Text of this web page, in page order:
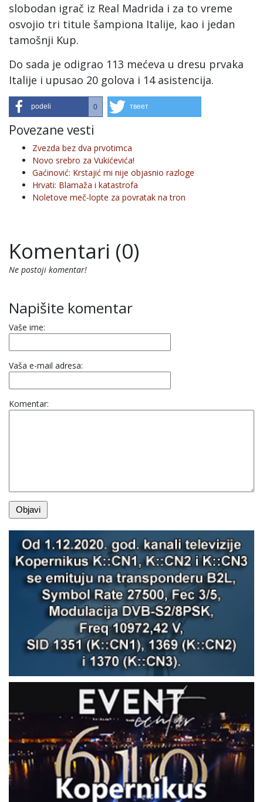
slobodan igrač iz Real Madrida i za to vreme
osvojio tri titule šampiona Italije, kao i jedan
tamošnji Kup.
Do sada je odigrao 113 mećeva u dresu prvaka
Italije i upusao 20 golova i 14 asistencija.
podeli 0 твеет
Povezane vesti
Zvezda bez dva prvotimca
Novo srebro za Vukićevića!
Gaćinović: Krstajić mi nije objasnio razloge
Hrvati: Blamaža i katastrofa
Noletove meč-lopte za povratak na tron
Komentari (0)
Ne postoji komentar!
Napišite komentar
Vaše ime:
Vaša e-mail adresa:
Komentar: